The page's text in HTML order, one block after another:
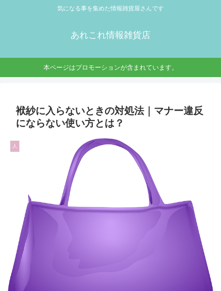
気になる事を集めた情報雑貨屋さんです
あれこれ情報雑貨店
本ページはプロモーションが含まれています。
袱紗に入らないときの対処法｜マナー違反
にならない使い方とは？
人